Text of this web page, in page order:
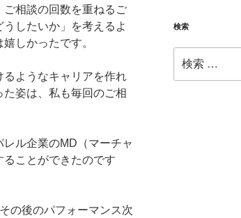
相談の回数を重ねるご
したいか」を考えるよ
しかったです。
るようなキャリアを作れ
姿は、私も毎回のご相
ル企業のMD（マーチャ
ことができたのです
の後のパフォーマンス次
検索
索: